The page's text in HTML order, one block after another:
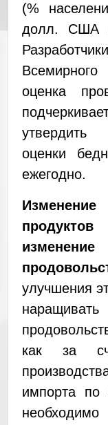
(%
долл. США
оценка
оценки
ежегодно.
улучшения
как за
импорта по